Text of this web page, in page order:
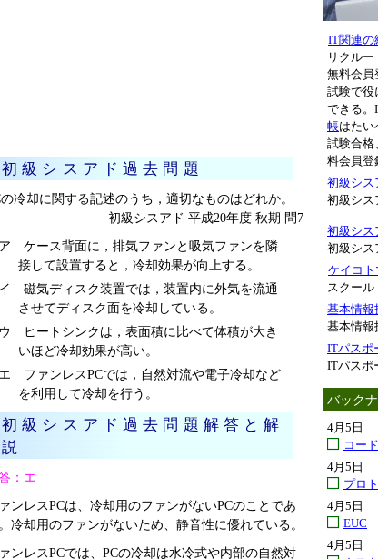
初級シスアド過去問題
の冷却に関する記述のうち，適切なものはどれか。
初級シスアド 平成20年度 秋期 問7
ケース背面に，排気ファンと吸気ファンを隣
接して設置すると，冷却効果が向上する。
磁気ディスク装置では，装置内に外気を流通
させてディスク面を冷却している。
ヒートシンクは，表面積に比べて体積が大き
いほど冷却効果が高い。
ファンレスPCでは，自然対流や電子冷却など
を利用して冷却を行う。
初級シスアド過去問題解答と解
説
：エ
ンレスPCは、冷却用のファンがないPCのことであ
冷却用のファンがないため、静音性に優れている。
ンレスPCでは、PCの冷却は水冷式や内部の自然対
IT関連の
リクル
無料会員
試験で役
できる。
帳はたい
試験合格
料会員登
初級シス
初級シス
初級シス
初級シス
ケイコト
スクール
基本情報
基本情報
ITパスポ
ITパスポ
バック
4月5日
コー
4月5日
プロ
4月5日
EUC
4月5日